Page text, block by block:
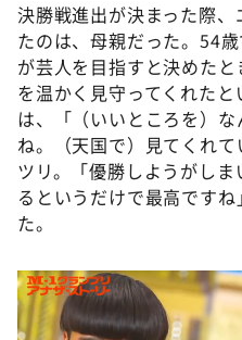
決勝戦進出が決まった際
たのは、母親だった。54
が芸人を目指すと決めた
を温かく見守ってくれた
は、「（いいところを）
ね。（天国で）見てくれ
ツリ。「優勝しようがし
るというだけで最高です
た。